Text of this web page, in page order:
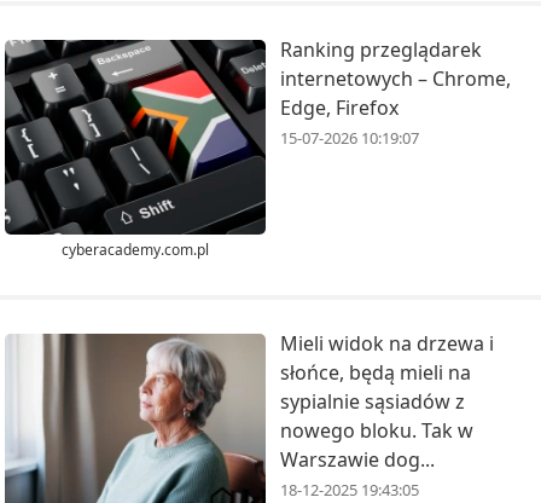
cyberacademy.com.pl
Ranking przeglądarek
internetowych – Chrome,
Edge, Firefox
15-07-2026 10:19:07
Mieli widok na drzewa i
słońce, będą mieli na
sypialnie sąsiadów z
nowego bloku. Tak w
Warszawie dog...
18-12-2025 19:43:05